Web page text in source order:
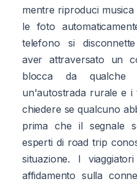
mentre riproduci
le foto
telefono si
aver attraversato un
blocca da
un'autostrada rurale e i
chiedere se qualcuno
prima che il segnale
esperti di road trip
situazione. I
affidamento sulla